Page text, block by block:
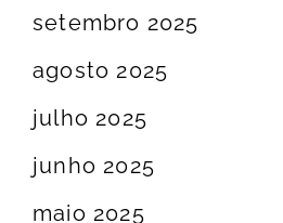
setembro 2025
agosto 2025
julho 2025
junho 2025
maio 2025